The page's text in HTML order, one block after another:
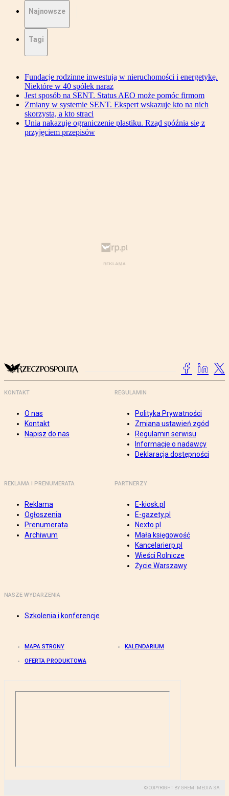
Najnowsze
Tagi
Fundacje rodzinne inwestują w nieruchomości i energetykę.
Niektóre w 40 spółek naraz
Jest sposób na SENT. Status AEO może pomóc firmom
Zmiany w systemie SENT. Ekspert wskazuje kto na nich
skorzysta, a kto straci
Unia nakazuje ograniczenie plastiku. Rząd spóźnia się z
przyjęciem przepisów
KONTAKT
O nas
Kontakt
Napisz do nas
REGULAMIN
Polityka Prywatności
Zmiana ustawień zgód
Regulamin serwisu
Informacje o nadawcy
Deklaracja dostępności
REKLAMA I PRENUMERATA
Reklama
Ogłoszenia
Prenumerata
Archiwum
PARTNERZY
E-kiosk.pl
E-gazety.pl
Nexto.pl
Mała księgowość
Kancelarierp.pl
Wieści Rolnicze
Życie Warszawy
NASZE WYDARZENIA
Szkolenia i konferencje
MAPA STRONY KALENDARIUM
OFERTA PRODUKTOWA
© COPYRIGHT BY GREMI MEDIA SA